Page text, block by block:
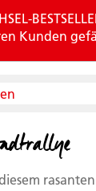
Kunden